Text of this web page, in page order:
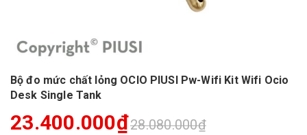
Bộ đo mức chất lỏng OCIO PIUSI Pw-Wifi Kit Wifi Ocio
Desk Single Tank
23.400.000₫28.080.000₫